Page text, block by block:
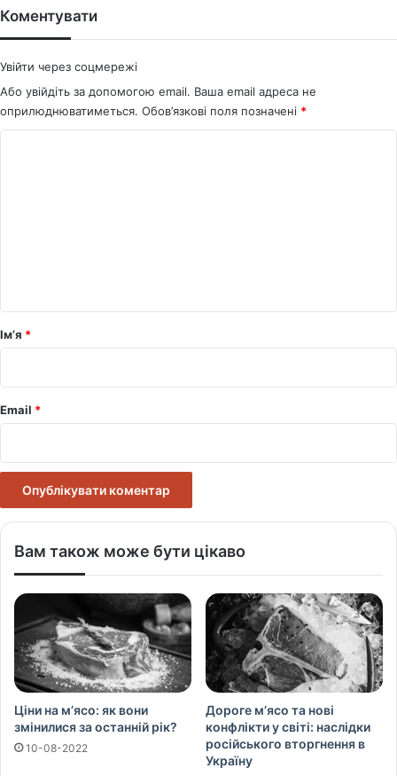
Коментувати
Увійти через соцмережі
Або увійдіть за допомогою email. Ваша email адреса не
оприлюднюватиметься. Обов’язкові поля позначені *
р
*
Ім’я *
Email *
Вам також може бути цікаво
Ціни на м’ясо: як вони
змінилися за останній рік?
10-08-2022
Дороге м’ясо та нові
конфлікти у світі: наслідки
російського вторгнення в
Україну